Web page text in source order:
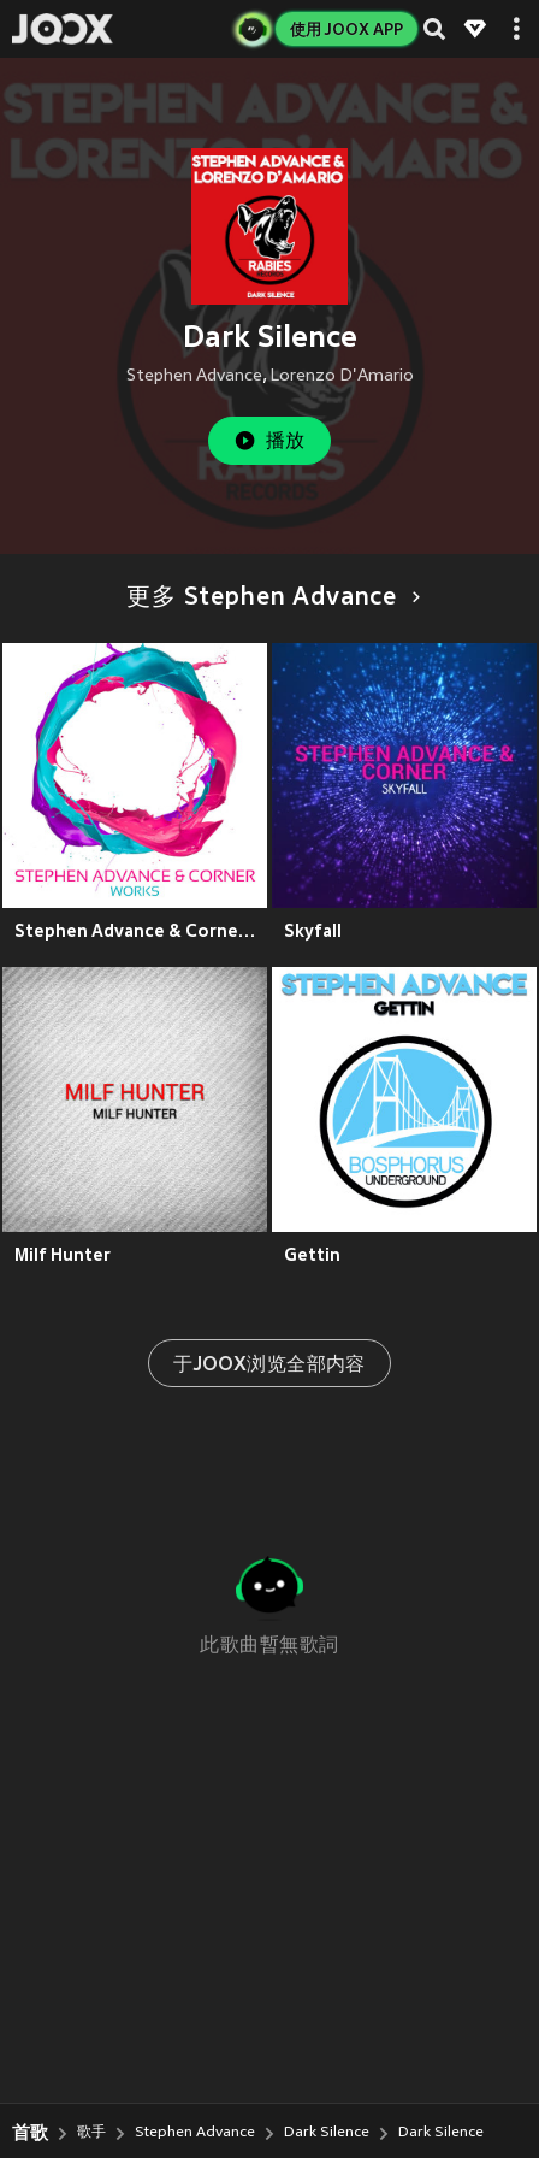
使用 JOOX APP
Dark Silence
Stephen Advance,Lorenzo D'Amario
播放
更多 Stephen Advance
Stephen Advance & Corner Works Skyfall
Milf Hunter Gettin
于JOOX浏览全部内容
此歌曲暫無歌詞
首歌 歌手 Stephen Advance Dark Silence Dark Silence